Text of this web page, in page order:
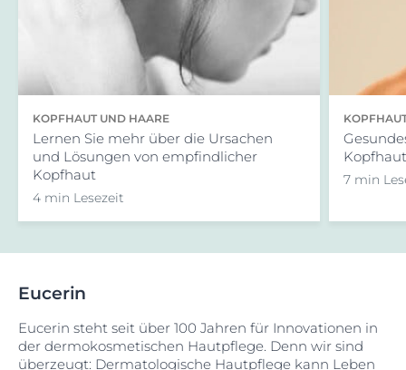
KOPFHAUT UND HAARE
Lernen Sie mehr über die Ursachen
und Lösungen von empfindlicher
Kopfhaut
4 min Lesezeit
Kopfhaut
7 min
Eucerin
Eucerin steht seit über 100 Jahren für Innovationen in
der dermokosmetischen Hautpflege. Denn wir sind
überzeugt: Dermatologische Hautpflege kann Leben